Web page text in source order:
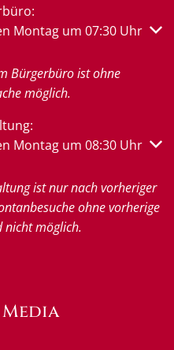
oder Schließzeiten
Montag um 07:30 Uhr
Bürgerbüro ist ohne
möglich.
oder Schließzeiten
Montag um 08:30 Uhr
ist nur nach vorheriger
ohne vorherige
nicht möglich.